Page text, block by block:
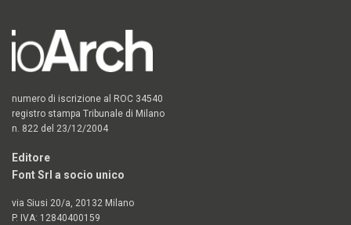
numero di iscrizione al ROC 34540
registro stampa Tribunale di Milano
n. 822 del 23/12/2004
Editore
Font Srl a socio unico
via Siusi 20/a, 20132 Milano
P. IVA: 12840400159